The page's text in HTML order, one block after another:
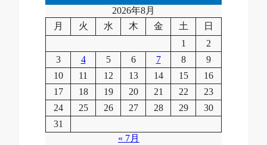
2026年8月
月
火 水 木 金 土
日
1
2
3
4 5 6 7 8
9
10
11 12 13 14 15
16
17
18 19 20 21 22
23
24
25 26 27 28 29
30
31
« 7月